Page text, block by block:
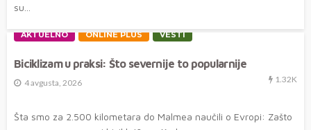
su...
AKTUELNO ONLINE PLUS VESTI
Biciklizam u praksi: Što severnije to popularnije
4 avgusta, 2026 1.32K
Šta smo za 2.500 kilometara do Malmea naučili o Evropi: Zašto